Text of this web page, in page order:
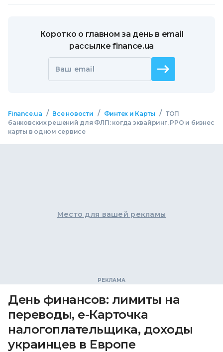
Коротко о главном за день в email
рассылке finance.ua
Ваш email
Finance.ua / Все новости / Финтех и Карты / ТОП
банковских решений для ФЛП: когда эквайринг, РРО и бизнес
карты в одном сервисе
Место для вашей рекламы
День финансов: лимиты на
переводы, е-Карточка
налогоплательщика, доходы
украинцев в Европе